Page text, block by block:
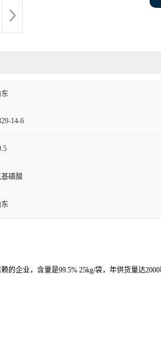
14-6
磺酸
企业，含量是99.5% 25kg/袋，年供货量达